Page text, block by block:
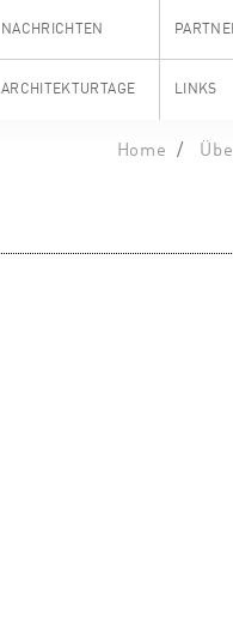
NACHRICHTEN
ARCHITEKTURTAGE LINKS
Home